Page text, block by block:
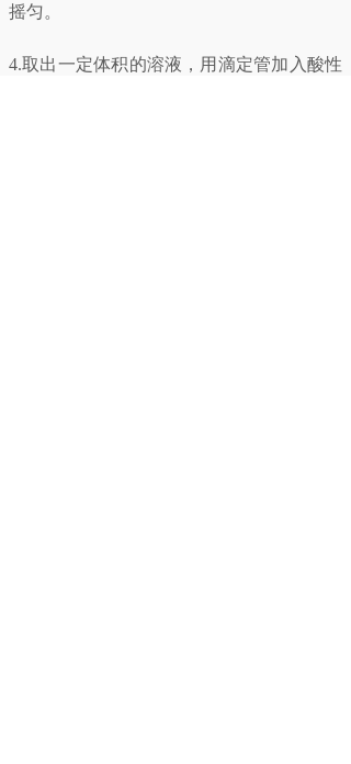
摇匀。
4.取出一定体积的溶液，用滴定管加入酸性